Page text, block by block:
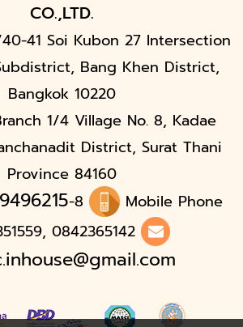
CO.,LTD.
41 Soi Kubon 27 Intersection
Bang Khen District,
Bangkok 10220
1/4 Village No. 8, Kadae
District, Surat Thani
Province 84160
-8
Mobile Phone
0842365142